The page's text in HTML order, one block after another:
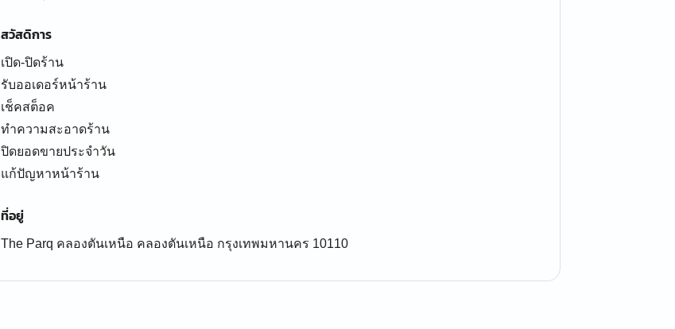
สวัสดิการ
เปิด-ปิดร้าน
รับออเดอร์หน้าร้าน
เช็คสต็อค
ทำความสะอาดร้าน
ปิดยอดขายประจำวัน
แก้ปัญหาหน้าร้าน
ที่อยู่
The Parq คลองตันเหนือ คลองตันเหนือ กรุงเทพมหานคร 10110